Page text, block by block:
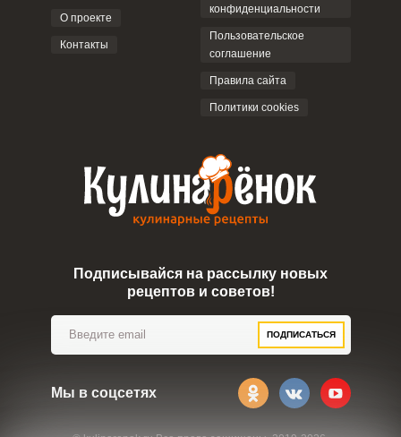
О проекте
Контакты
конфиденциальности
Пользовательское
соглашение
Правила сайта
Политики cookies
Подписывайся на рассылку новых
рецептов и советов!
ПОДПИСАТЬСЯ
Мы в соцсетях